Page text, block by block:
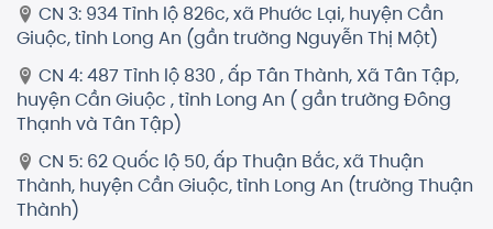
CN 3: 934 Tỉnh lộ 826c, xã Phước Lại, huyện Cần
Giuộc, tỉnh Long An (gần trường Nguyễn Thị Một)
CN 4: 487 Tỉnh lộ 830 , ấp Tân Thành, Xã Tân Tập,
huyện Cần Giuộc , tỉnh Long An ( gần trường Đông
Thạnh và Tân Tập)
CN 5: 62 Quốc lộ 50, ấp Thuận Bắc, xã Thuận
Thành, huyện Cần Giuộc, tỉnh Long An (trường Thuận
Thành)